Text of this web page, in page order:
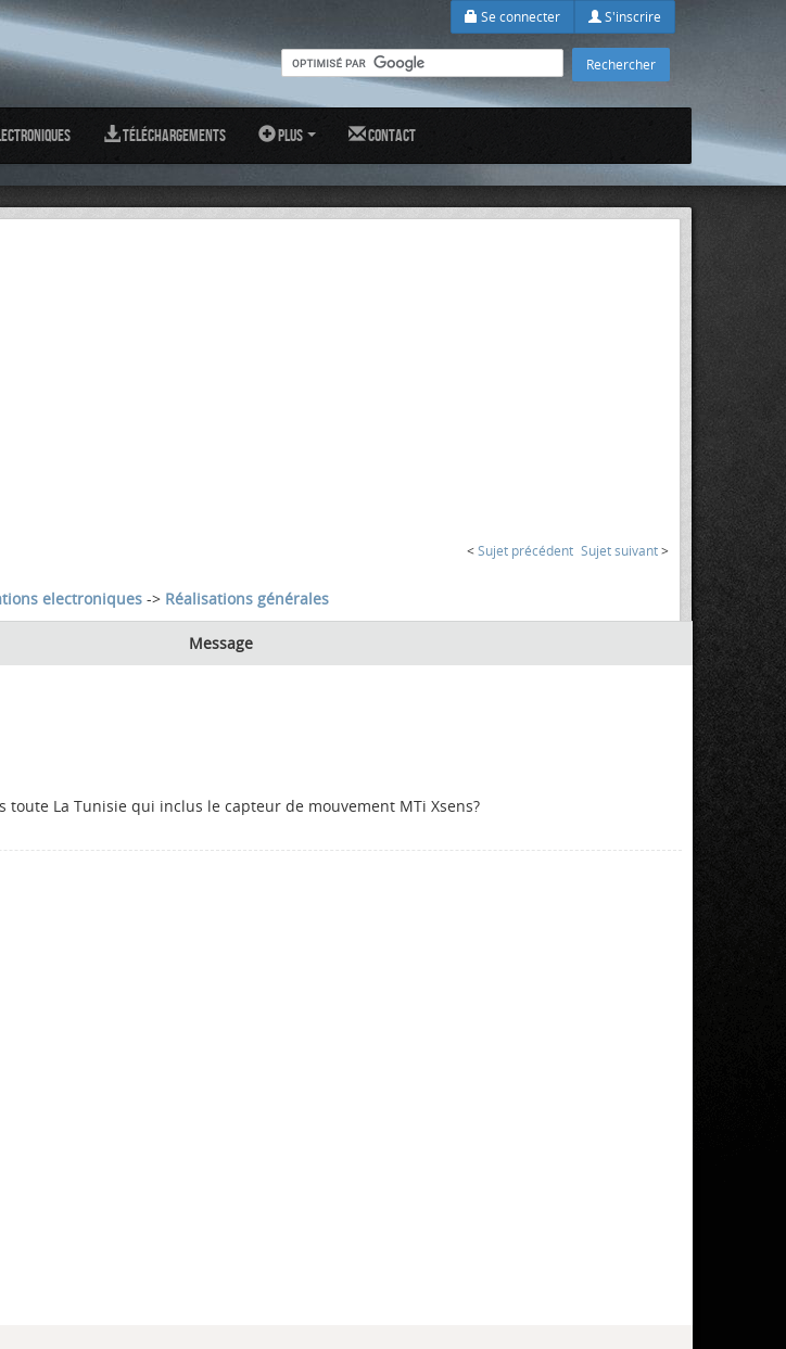
Se connecter S'inscrire
Téléchargements Plus Contact
< Sujet précédent Sujet suivant >
electroniques -> Réalisations générales
Message
toute La Tunisie qui inclus le capteur de mouvement MTi Xsens?